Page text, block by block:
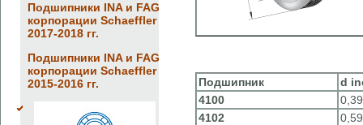
Подшипники INA и FAG
корпорации Schaeffler
2017-2018 гг.
Подшипники INA и FAG
корпорации Schaeffler
2015-2016 гг.
Подшипник
d
4100
4102